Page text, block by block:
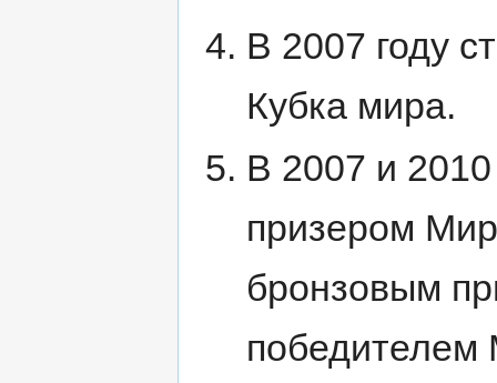
В 2007 году
Кубка мира.
В 2007 и
призером
бронзовым
победителем